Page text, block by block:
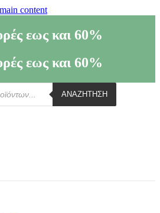
content
εως και 60%
εως και 60%
ΑΝΑΖΗΤΗΣΗ